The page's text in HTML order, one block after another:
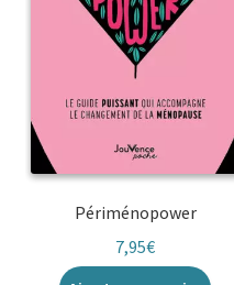
Périménopower
7,95€